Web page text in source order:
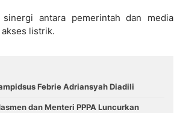
antara pemerintah dan media
listrik.
Febrie Adriansyah Diadili
dan Menteri PPPA Luncurkan